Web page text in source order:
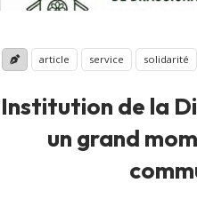
article service solidarité
Institution de la
un grand